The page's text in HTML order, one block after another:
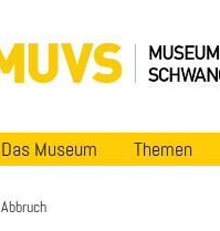
Das Museum Themen
Abbruch